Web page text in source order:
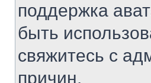
поддержка
быть
свяжитесь с
причин.